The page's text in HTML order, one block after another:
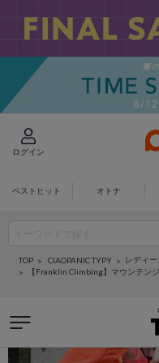
ログイン
ベストヒット オトナ
TOP CIAOPANIC TYPY レディー
【Franklin Climbing】マウンテン